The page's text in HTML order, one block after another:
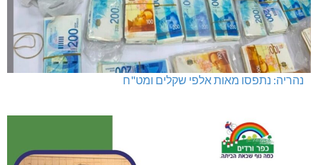
נהריה: נתפסו מאות אלפי שקלים ומט"ח